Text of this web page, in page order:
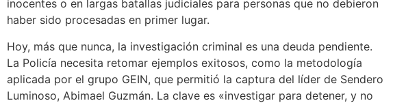
inocentes o en largas batallas judiciales para personas que no debieron
haber sido procesadas en primer lugar.
Hoy, más que nunca, la investigación criminal es una deuda pendiente.
La Policía necesita retomar ejemplos exitosos, como la metodología
aplicada por el grupo GEIN, que permitió la captura del líder de Sendero
Luminoso, Abimael Guzmán. La clave es «investigar para detener, y no